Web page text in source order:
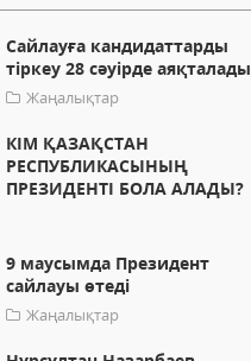
Сайлауға кандидаттарды
тіркеу 28 сәуірде аяқталады
Жаңалықтар
КІМ ҚАЗАҚСТАН
РЕСПУБЛИКАСЫНЫҢ
ПРЕЗИДЕНТІ БОЛА АЛАДЫ?
9 маусымда Президент
сайлауы өтеді
Жаңалықтар